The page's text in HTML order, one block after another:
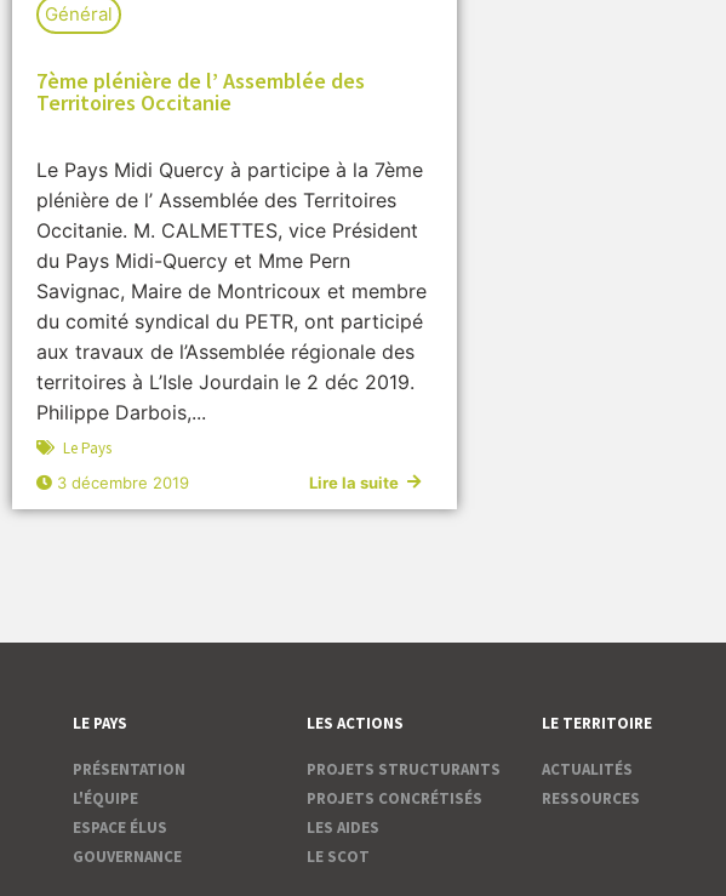
Général
7ème plénière de l’ Assemblée des
Territoires Occitanie
Le Pays Midi Quercy à participe à la 7ème
plénière de l’ Assemblée des Territoires
Occitanie. M. CALMETTES, vice Président
du Pays Midi-Quercy et Mme Pern
Savignac, Maire de Montricoux et membre
du comité syndical du PETR, ont participé
aux travaux de l’Assemblée régionale des
territoires à L’Isle Jourdain le 2 déc 2019.
Philippe Darbois,...
Le Pays
3 décembre 2019 Lire la suite
LE PAYS
PRÉSENTATION
L'ÉQUIPE
ESPACE ÉLUS
GOUVERNANCE
LES ACTIONS
PROJETS STRUCTURANTS
PROJETS CONCRÉTISÉS
LES AIDES
LE SCOT
LE TERRITOIRE
ACTUALITÉS
RESSOURCES